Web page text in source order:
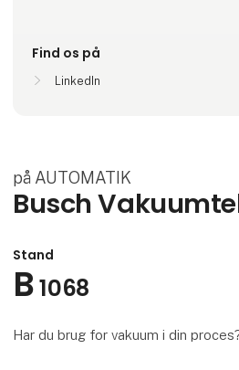
Find os på
LinkedIn
på AUTOMATIK
Busch
Stand
B1068
Har du brug for vakuum i din